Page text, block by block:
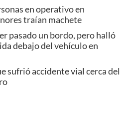
en operativo en
traían machete
pasado un bordo, pero halló
debajo del vehículo en
sufrió accidente vial cerca del